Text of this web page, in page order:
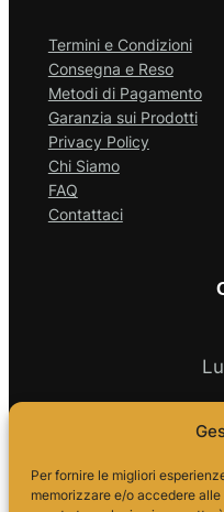
Per fornire le migliori
memorizzare e/o accedere
Termini e Condizioni
Consegna e Reso
Metodi di Pagamento
Garanzia sui Prodotti
Privacy Policy
Chi Siamo
FAQ
Contattaci